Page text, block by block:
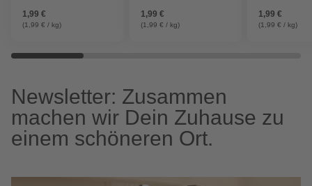
1,99 €
(1,99 € / kg)
1,99 €
(1,99 € / kg)
1,99 €
(1,99 € / kg)
Newsletter: Zusammen
machen wir Dein Zuhause zu
einem schöneren Ort.